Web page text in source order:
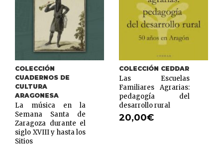
COLECCIÓN
CUADERNOS DE
CULTURA
ARAGONESA
La música en la
Semana Santa de
Zaragoza durante el
siglo XVIII y hasta los
Sitios
COLECCIÓN CEDDAR
Las Escuelas
Familiares Agrarias:
pedagogía del
desarrollo rural
20,00€